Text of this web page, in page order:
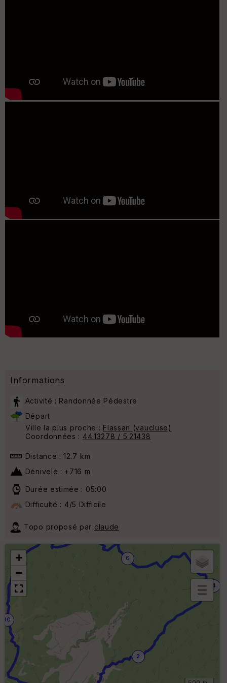
Informations
Activité : Randonnée Pédestre
Départ
Ville la plus proche : Flassan (vaucluse)
Coordonnées : 44.13278 / 5.21438
Distance : 12.7 km
Dénivelé : +716 m
Durée estimée : 05:00
Difficulté : 4/5 Difficile
Topo proposé par claude
2
4
6
8
10
+
−
B